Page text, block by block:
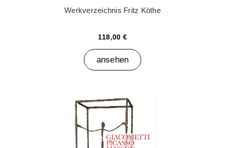
Werkverzeichnis Fritz Köthe
118,00 €
ansehen